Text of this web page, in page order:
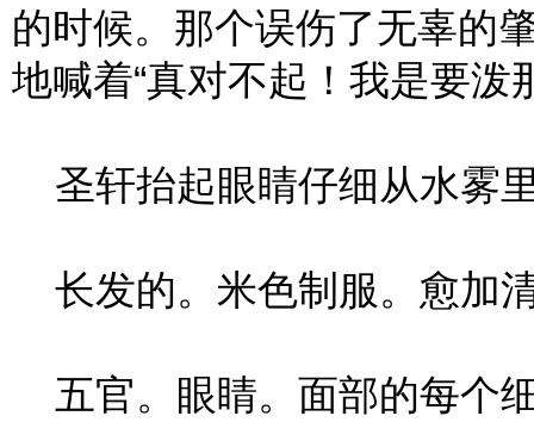
的时候。那个误伤了无辜的
地喊着“真对不起！我是要泼
圣轩抬起眼睛仔细从水雾
长发的。米色制服。愈加
五官。眼睛。面部的每个